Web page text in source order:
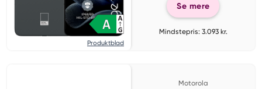
Produktblad
Se mere
Mindstepris: 3.093 kr.
Motorola